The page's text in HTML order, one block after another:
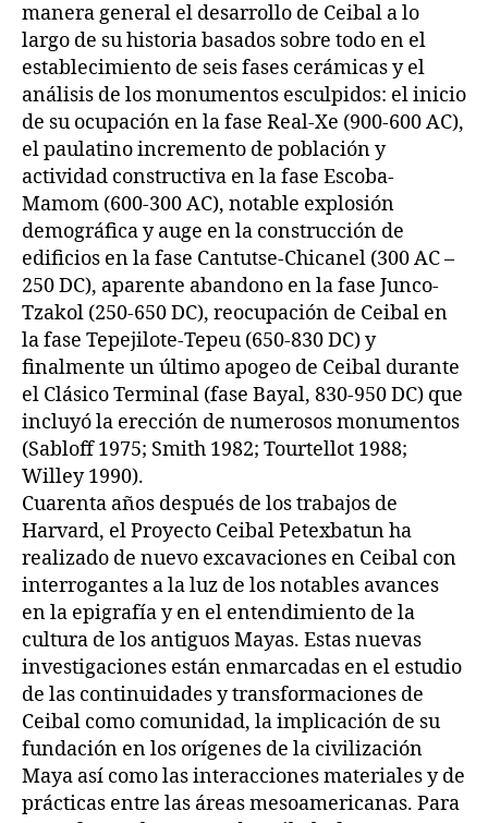
manera general el desarrollo de Ceibal a lo
largo de su historia basados sobre todo en el
establecimiento de seis fases cerámicas y el
análisis de los monumentos esculpidos: el inicio
de su ocupación en la fase Real-Xe (900-600 AC),
el paulatino incremento de población y
actividad constructiva en la fase Escoba-
Mamom (600-300 AC), notable explosión
demográfica y auge en la construcción de
edificios en la fase Cantutse-Chicanel (300 AC –
250 DC), aparente abandono en la fase Junco-
Tzakol (250-650 DC), reocupación de Ceibal en
la fase Tepejilote-Tepeu (650-830 DC) y
finalmente un último apogeo de Ceibal durante
el Clásico Terminal (fase Bayal, 830-950 DC) que
incluyó la erección de numerosos monumentos
(Sabloff 1975; Smith 1982; Tourtellot 1988;
Willey 1990).
Cuarenta años después de los trabajos de
Harvard, el Proyecto Ceibal Petexbatun ha
realizado de nuevo excavaciones en Ceibal con
interrogantes a la luz de los notables avances
en la epigrafía y en el entendimiento de la
cultura de los antiguos Mayas. Estas nuevas
investigaciones están enmarcadas en el estudio
de las continuidades y transformaciones de
Ceibal como comunidad, la implicación de su
fundación en los orígenes de la civilización
Maya así como las interacciones materiales y de
prácticas entre las áreas mesoamericanas. Para